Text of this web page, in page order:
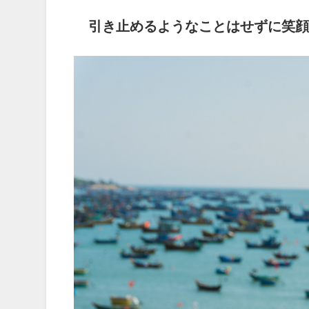
引き止めるようなことはせずに笑